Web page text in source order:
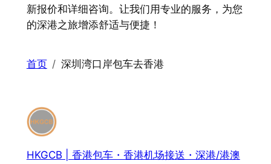
新报价和详细咨询。让我们用专业的服务，为您
的深港之旅增添舒适与便捷！
首页 深圳湾口岸包车去香港
HKGCB | 香港包车・香港机场接送・深港/港澳